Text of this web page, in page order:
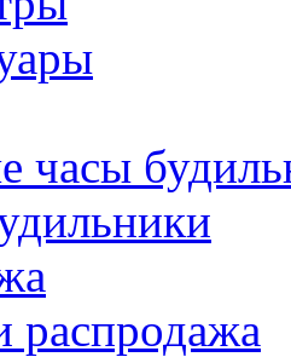
часы
распродажа